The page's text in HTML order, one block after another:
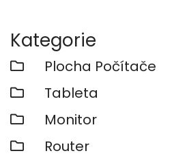
Kategorie
Plocha Počítače
Tableta
Monitor
Router